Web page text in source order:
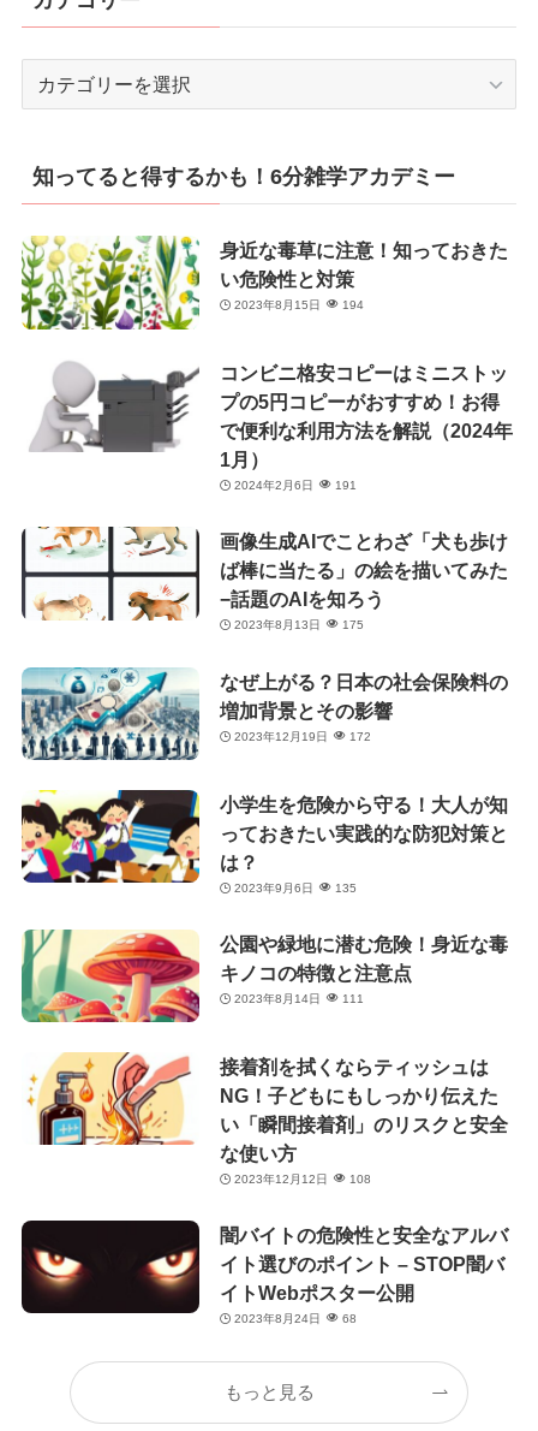
リ
ー
知ってると得するかも！6分雑学アカデミー
身近な毒草に注意！知っておきた
い危険性と対策
2023年8月15日 194
コンビニ格安コピーはミニストッ
プの5円コピーがおすすめ！お得
で便利な利用方法を解説（2024年
1月）
2024年2月6日 191
画像生成AIでことわざ「犬も歩け
ば棒に当たる」の絵を描いてみた
−話題のAIを知ろう
2023年8月13日 175
なぜ上がる？日本の社会保険料の
増加背景とその影響
2023年12月19日 172
小学生を危険から守る！大人が知
っておきたい実践的な防犯対策と
は？
2023年9月6日 135
公園や緑地に潜む危険！身近な毒
キノコの特徴と注意点
2023年8月14日 111
接着剤を拭くならティッシュは
NG！子どもにもしっかり伝えた
い「瞬間接着剤」のリスクと安全
な使い方
2023年12月12日 108
闇バイトの危険性と安全なアルバ
イト選びのポイント – STOP闇バ
イトWebポスター公開
2023年8月24日 68
もっと見る